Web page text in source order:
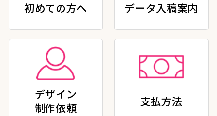
初めての方へ データ入稿案内
デザイン
制作依頼
支払方法